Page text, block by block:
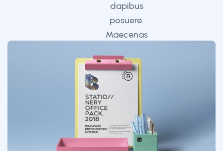
dapibus
posuere.
Maecenas
mollis
interdum.